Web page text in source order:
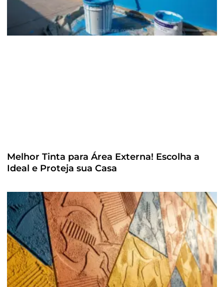
Melhor Tinta para Área Externa! Escolha a
Ideal e Proteja sua Casa